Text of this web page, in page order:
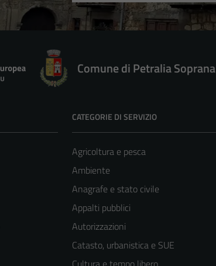
Comune di Petralia Soprana
CATEGORIE DI SERVIZIO
Agricoltura e pesca
Ambiente
Anagrafe e stato civile
Appalti pubblici
Autorizzazioni
Catasto, urbanistica e SUE